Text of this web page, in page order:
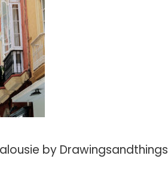
by Drawingsandthings